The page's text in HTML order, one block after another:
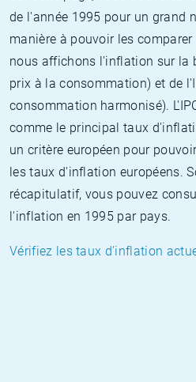
de l'année 1995 pour un grand
manière à pouvoir les
nous affichons l'inflation sur la
prix à la consommation) et de
consommation harmonisé).
comme le principal taux
un critère européen pour
les taux d'inflation européens.
récapitulatif, vous pouvez
l'inflation en 1995 par pays.
Vérifiez les taux d'inflation